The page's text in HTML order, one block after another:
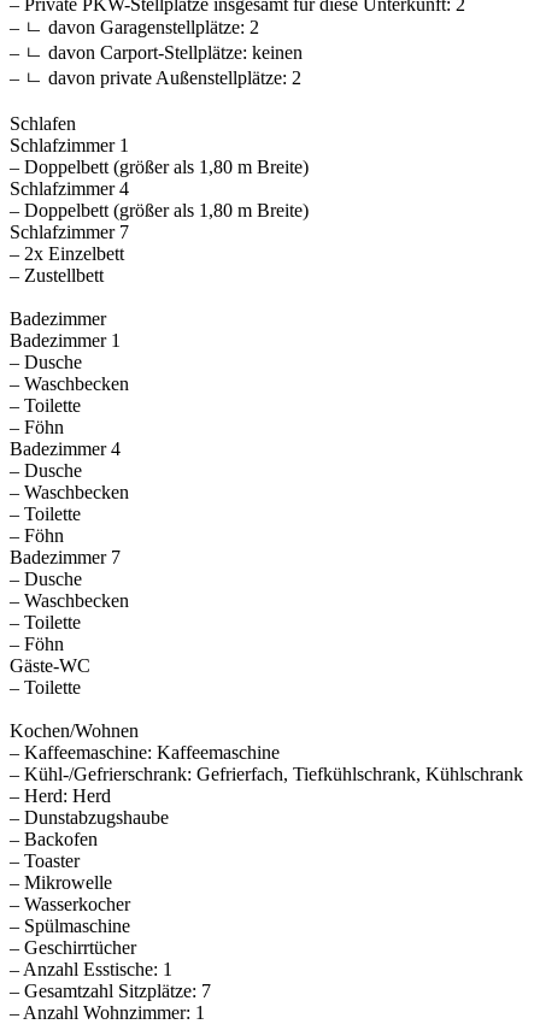
– Private PKW-Stellplätze insgesamt für diese Unterkunft: 2
– ㄴ davon Garagenstellplätze: 2
– ㄴ davon Carport-Stellplätze: keinen
– ㄴ davon private Außen­stellplätze: 2
Schlafen
Schlafzimmer 1
– Doppelbett (größer als 1,80 m Breite)
Schlafzimmer 4
– Doppelbett (größer als 1,80 m Breite)
Schlafzimmer 7
– 2x Einzelbett
– Zustellbett
Badezimmer
Badezimmer 1
– Dusche
– Waschbecken
– Toilette
– Föhn
Badezimmer 4
– Dusche
– Waschbecken
– Toilette
– Föhn
Badezimmer 7
– Dusche
– Waschbecken
– Toilette
– Föhn
Gäste-WC
– Toilette
Kochen/Wohnen
– Kaffeemaschine: Kaffeemaschine
– Kühl-/Gefrierschrank: Gefrierfach, Tiefkühlschrank, Kühlschrank
– Herd: Herd
– Dunstabzugshaube
– Backofen
– Toaster
– Mikrowelle
– Wasserkocher
– Spülmaschine
– Geschirrtücher
– Anzahl Esstische: 1
– Gesamtzahl Sitzplätze: 7
– Anzahl Wohnzimmer: 1